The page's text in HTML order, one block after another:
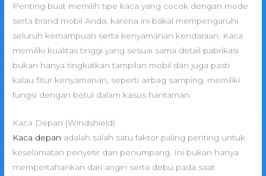
Penting buat memilih tipe kaca yang cocok dengan mode
serta brand mobil Anda, karena ini bakal mempengaruhi
seluruh kemampuan serta kenyamanan kendaraan. Kaca
memiliki kualitas tinggi yang sesuai sama detail pabrikasi
bukan hanya tingkatkan tampilan mobil dan juga pasti
kalau fitur kenyamanan, seperti airbag samping, memiliki
fungsi dengan betul dalam kasus hantaman.
Kaca Depan (Windshield)
Kaca depan adalah salah satu faktor paling penting untuk
keselamatan penyetir dan penumpang. Ini bukan hanya
mempertahankan dari angin serta debu pada saat